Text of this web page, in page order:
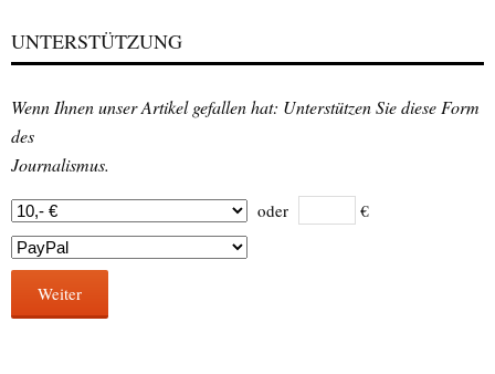
UNTERSTÜTZUNG
Wenn Ihnen unser Artikel gefallen hat: Unterstützen Sie diese Form
des
Journalismus.
oder €
Weiter